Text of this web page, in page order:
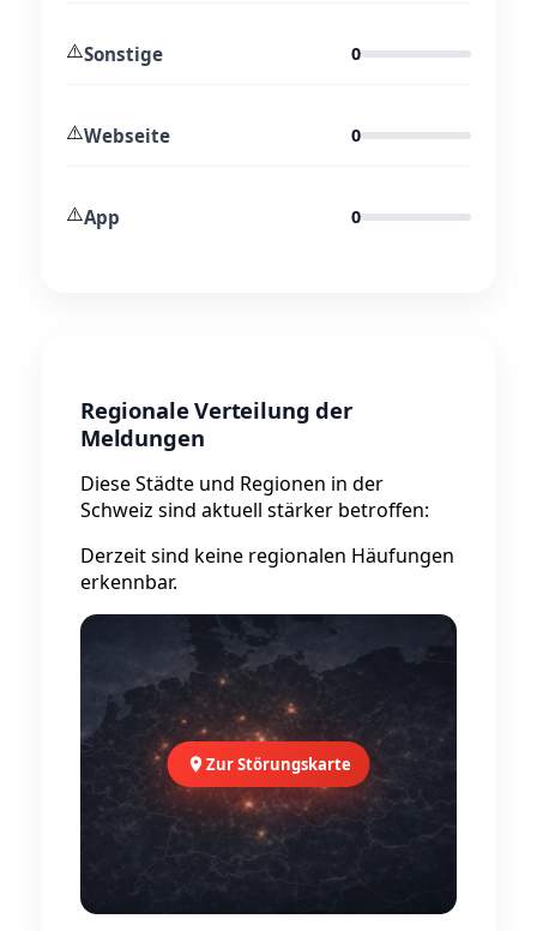
⚠️Sonstige 0
⚠️Webseite 0
⚠️App 0
Regionale Verteilung der
Meldungen
Diese Städte und Regionen in der
Schweiz sind aktuell stärker betroffen:
Derzeit sind keine regionalen Häufungen
erkennbar.
Zur Störungskarte